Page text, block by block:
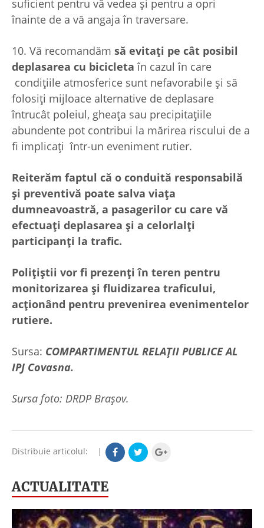
suficient pentru vă vedea și pentru a opri
înainte de a vă angaja în traversare.
10. Vă recomandăm să evitați pe cât posibil
deplasarea cu bicicleta în cazul în care
condițiile atmosferice sunt nefavorabile și să
folosiți mijloace alternative de deplasare
întrucât poleiul, gheața sau precipitațiile
abundente pot contribui la mărirea riscului de a
fi implicați într-un eveniment rutier.
Reiterăm faptul că o conduită responsabilă
și preventivă poate salva viața
dumneavoastră, a pasagerilor cu care vă
efectuați deplasarea și a celorlalți
participanți la trafic.
Polițiștii vor fi prezenți în teren pentru
monitorizarea și fluidizarea traficului,
acționând pentru prevenirea evenimentelor
rutiere.
Sursa: COMPARTIMENTUL RELAȚII PUBLICE AL
IPJ Covasna.
Sursa foto: DRDP Brașov.
Distribuie articolul: |
ACTUALITATE